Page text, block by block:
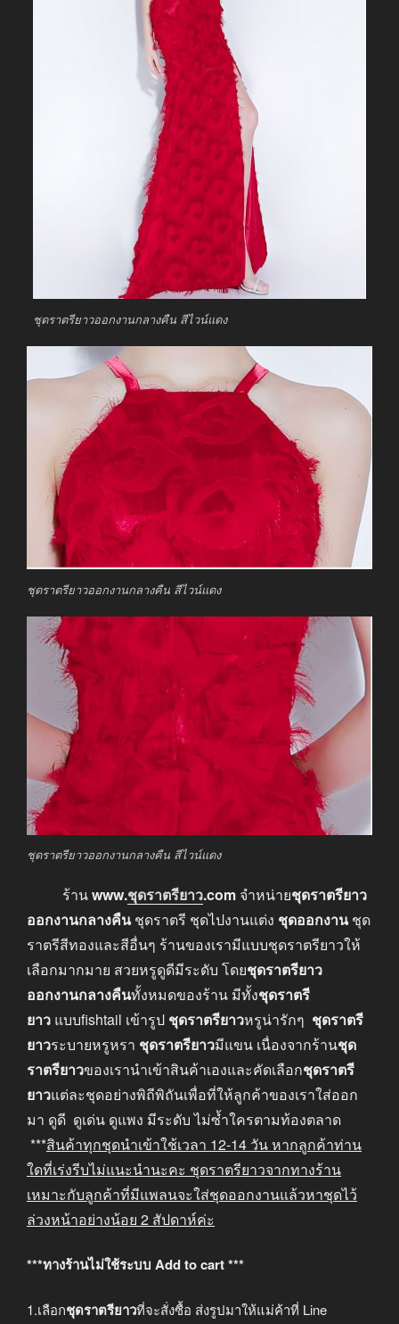
ชุดราตรียาวออกงานกลางคืน สีไวน์แดง
ชุดราตรียาวออกงานกลางคืน สีไวน์แดง
ชุดราตรียาวออกงานกลางคืน สีไวน์แดง
ร้านwww.ชุดราตรียาว.com จำหน่ายชุดราตรียาว
ออกงานกลางคืนชุดราตรี ชุดไปงานแต่ง ชุดออกงานชุด
ราตรีสีทองและสีอื่นๆ ร้านของเรามีแบบชุดราตรียาวให้
เลือกมากมาย สวยหรูดูดีมีระดับ โดยชุดราตรียาว
ออกงานกลางคืนทั้งหมดของร้าน มีทั้งชุดราตรี
ยาว แบบfishtail เข้ารูป ชุดราตรียาวหรูน่ารักๆ ชุดราตรี
ยาวระบายหรูหรา ชุดราตรียาวมีแขน เนื่องจากร้านชุด
ราตรียาวของเรานำเข้าสินค้าเองและคัดเลือกชุดราตรี
ยาวแต่ละชุดอย่างพิถีพิถันเพื่อที่ให้ลูกค้าของเราใส่ออก
มา ดูดี ดูเด่น ดูแพง มีระดับ ไม่ซ้ำใครตามท้องตลาด
***สินค้าทุกชุดนำเข้าใช้เวลา 12-14 วัน หากลูกค้าท่าน
ใดที่เร่งรีบไม่แนะนำนะคะ ชุดราตรียาวจากทางร้าน
เหมาะกับลูกค้าที่มีแพลนจะใส่ชุดออกงานแล้วหาชุดไว้
ล่วงหน้าอย่างน้อย 2 สัปดาห์ค่ะ
***ทางร้านไม่ใช้ระบบ Add to cart ***
1.เลือกชุดราตรียาวที่จะสั่งซื้อ ส่งรูปมาให้แม่ค้าที่ Line